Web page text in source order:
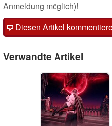
Anmeldung möglich)!
Diesen Artikel
Verwandte Artikel